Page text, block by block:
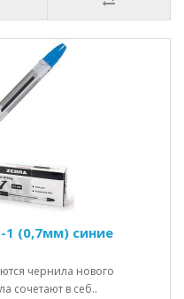
1 (0,7мм) синие
чернила нового
сочетают в себ..